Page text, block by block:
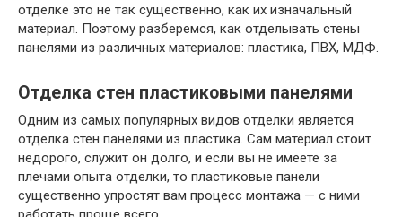
отделке это не так существенно, как их изначальный
материал. Поэтому разберемся, как отделывать стены
панелями из различных материалов: пластика, ПВХ, МДФ.
Отделка стен пластиковыми панелями
Одним из самых популярных видов отделки является
отделка стен панелями из пластика. Сам материал стоит
недорого, служит он долго, и если вы не имеете за
плечами опыта отделки, то пластиковые панели
существенно упростят вам процесс монтажа — с ними